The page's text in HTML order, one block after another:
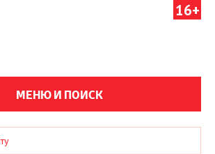
16+
МЕНЮ И ПОИСК